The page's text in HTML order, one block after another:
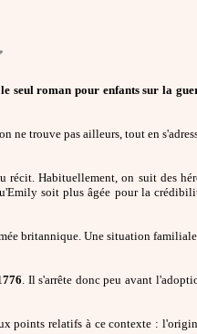
le seul roman pour enfants sur la
ne trouve pas ailleurs, tout en
récit. Habituellement, on suit des
soit plus âgée pour la
britannique. Une situation
. Il s'arrête donc peu avant
points relatifs à ce contexte :